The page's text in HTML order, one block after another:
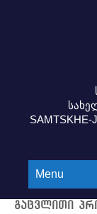
SAMTSKHE-
Menu
გაცვლითი